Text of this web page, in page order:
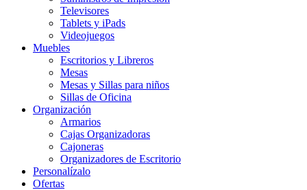
Televisores
Tablets y iPads
Videojuegos
Muebles
Escritorios y Libreros
Mesas
Mesas y Sillas para niños
Sillas de Oficina
Organización
Armarios
Cajas Organizadoras
Cajoneras
Organizadores de Escritorio
Personalízalo
Ofertas